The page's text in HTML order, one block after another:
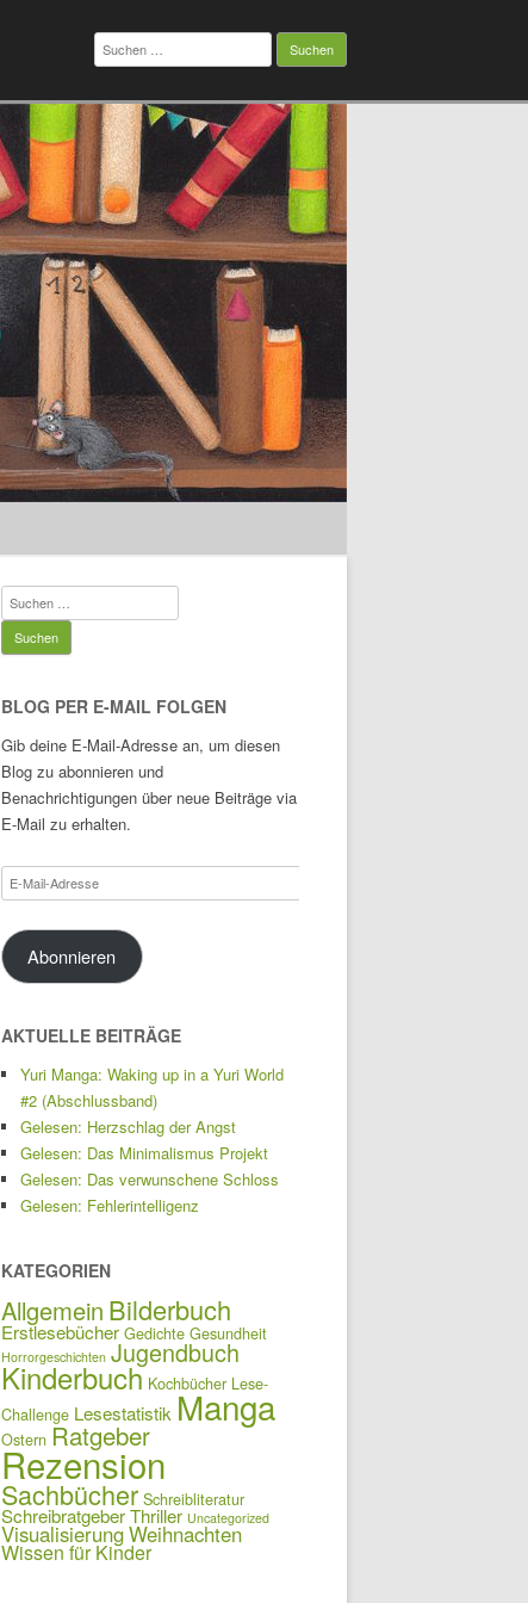
Suchen
nach:
Suchen
nach:
BLOG PER E-MAIL FOLGEN
Gib deine E-Mail-Adresse an, um diesen
Blog zu abonnieren und
Benachrichtigungen über neue Beiträge via
E-Mail zu erhalten.
E-
Mail-
Adresse
Abonnieren
AKTUELLE BEITRÄGE
Yuri Manga: Waking up in a Yuri World
#2 (Abschlussband)
Gelesen: Herzschlag der Angst
Gelesen: Das Minimalismus Projekt
Gelesen: Das verwunschene Schloss
Gelesen: Fehlerintelligenz
KATEGORIEN
Allgemein Bilderbuch
Erstlesebücher Gedichte Gesundheit
Horrorgeschichten Jugendbuch
Kinderbuch Kochbücher Lese-
Challenge Lesestatistik Manga
Ostern Ratgeber
Rezension
Sachbücher Schreibliteratur
SchreibratgeberThriller Uncategorized
VisualisierungWeihnachten
Wissen für Kinder